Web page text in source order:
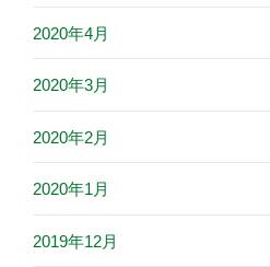
2020年4月
2020年3月
2020年2月
2020年1月
2019年12月